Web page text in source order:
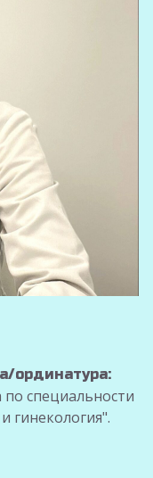
ординатура:
специальности
гинекология".